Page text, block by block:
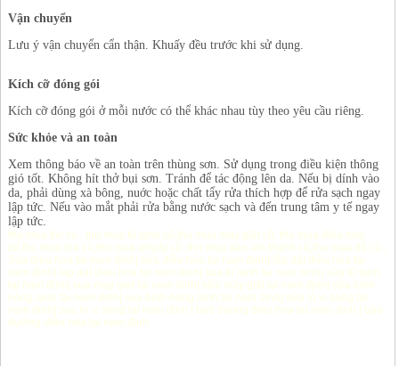
Vận chuyển
Lưu ý vận chuyển cẩn thận. Khuấy đều trước khi sử dụng.
Kích cỡ đóng gói
Kích cỡ đóng gói ở mỗi nước có thể khác nhau tùy theo yêu cầu riêng.
Sức khỏe và an toàn
Xem thông báo về an toàn trên thùng sơn. Sử dụng trong điều kiện thông
gió tốt. Không hít thở bụi sơn. Tránh để tác động lên da. Nếu bị dính vào
da, phải dùng xà bông, nuớc hoặc chất tẩy rửa thích hợp để rửa sạch ngay
lập tức. Nếu vào mắt phải rửa bằng nước sạch và đến trung tâm y tế ngay
lập tức.
thu mua tivi cu , thu mua tủ lạnh cũ, thu mua máy giặt cũ, thu mua điều hòa
cũ, thu mua loa cũ, thu mua amply cũ , thu mua dan am thanh cũ, thu mua đồ cũ ,
Sua dieu hoa tai nam dinh sửa điều hòa tại nam định
lắp đặt điều hòa tại
nam định
lap dat dieu hoa tai nam dinh sua tu lanh tai nam dinh sửa tủ lạnh
tại nam định sua may giat tai nam dinh sửa máy giặt tại nam định sửa bình
nóng lạnh tại nam định sua binh nong lanh tai nam dinh sửa lò vi sóng tại
nam định sua lo vi song tai nam dinh bao duong dieu hoa tai nam dinh
bảo
dưỡng điều hòa tại nam định